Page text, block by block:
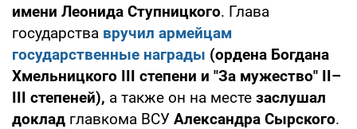
имени Леонида Ступницкого. Глава
государства вручил армейцам
государственные награды (ордена Богдана
Хмельницкого III степени и "За мужество" II–
III степеней), а также он на месте заслушал
доклад главкома ВСУ Александра Сырского.